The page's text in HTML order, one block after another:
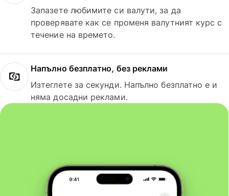
Запазете любимите си валути, за да
проверявате как се променя валутният курс с
течение на времето.
Напълно безплатно, без реклами
Изтеглете за секунди. Напълно безплатно е и
няма досадни реклами.